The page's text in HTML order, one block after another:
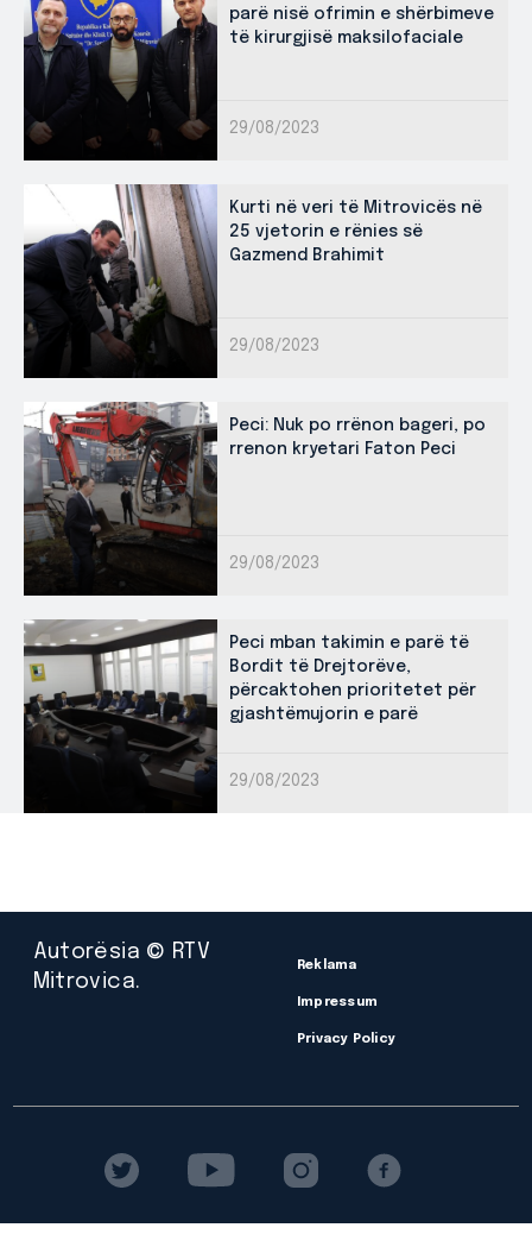
parë nisë ofrimin e shërbimeve
të kirurgjisë maksilofaciale
29/08/2023
Kurti në veri të Mitrovicës në
25 vjetorin e rënies së
Gazmend Brahimit
29/08/2023
Peci: Nuk po rrënon bageri, po
rrenon kryetari Faton Peci
29/08/2023
Peci mban takimin e parë të
Bordit të Drejtorëve,
përcaktohen prioritetet për
gjashtëmujorin e parë
29/08/2023
Autorësia © RTV
Mitrovica.
Reklama
Impressum
Privacy Policy